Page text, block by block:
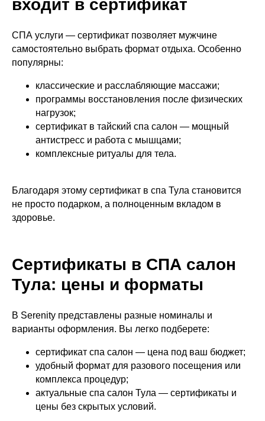
входит в сертификат
СПА услуги — сертификат позволяет мужчине
самостоятельно выбрать формат отдыха. Особенно
популярны:
классические и расслабляющие массажи;
программы восстановления после физических
нагрузок;
сертификат в тайский спа салон — мощный
антистресс и работа с мышцами;
комплексные ритуалы для тела.
Благодаря этому сертификат в спа Тула становится
не просто подарком, а полноценным вкладом в
здоровье.
Сертификаты в СПА салон
Тула: цены и форматы
В Serenity представлены разные номиналы и
варианты оформления. Вы легко подберете:
сертификат спа салон — цена под ваш бюджет;
удобный формат для разового посещения или
комплекса процедур;
актуальные спа салон Тула — сертификаты и
цены без скрытых условий.